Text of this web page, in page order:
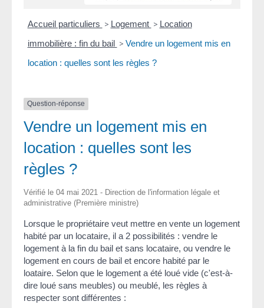
Accueil particuliers > Logement > Location
immobilière : fin du bail
> Vendre un logement mis en
location : quelles sont les règles ?
Question-réponse
Vendre un logement mis en
location : quelles sont les
règles ?
Vérifié le 04 mai 2021 - Direction de l'information légale et
administrative (Première ministre)
Lorsque le propriétaire veut mettre en vente un logement
habité par un locataire, il a 2 possibilités : vendre le
logement à la fin du bail et sans locataire, ou vendre le
logement en cours de bail et encore habité par le
loataire. Selon que le logement a été loué vide (c'est-à-
dire loué sans meubles) ou meublé, les règles à
respecter sont différentes :